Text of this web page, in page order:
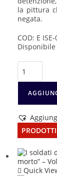
la pittura
negata.
COD: E
Disponibile
Dall'OVRA
alla
Decima
MAS
Quick